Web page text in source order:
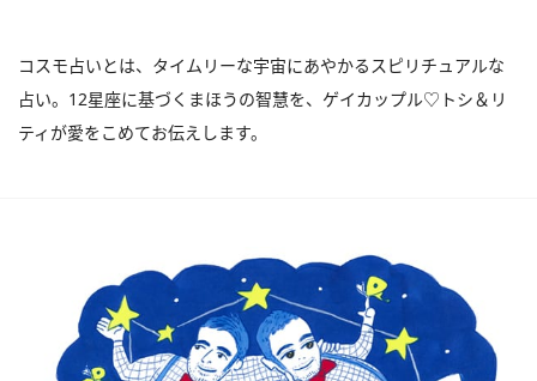
コスモ占いとは、タイムリーな宇宙にあやかるスピリチュアルな
占い。12星座に基づくまほうの智慧を、ゲイカップル♡トシ＆リ
ティが愛をこめてお伝えします。